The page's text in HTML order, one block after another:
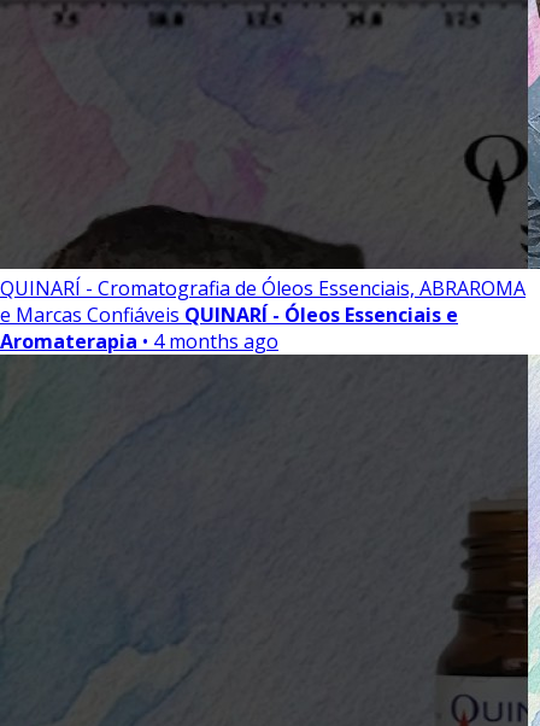
QUINARÍ - Cromatografia de Óleos Essenciais, ABRAROMA
e Marcas Confiáveis QUINARÍ - Óleos Essenciais e
Aromaterapia • 4 months ago